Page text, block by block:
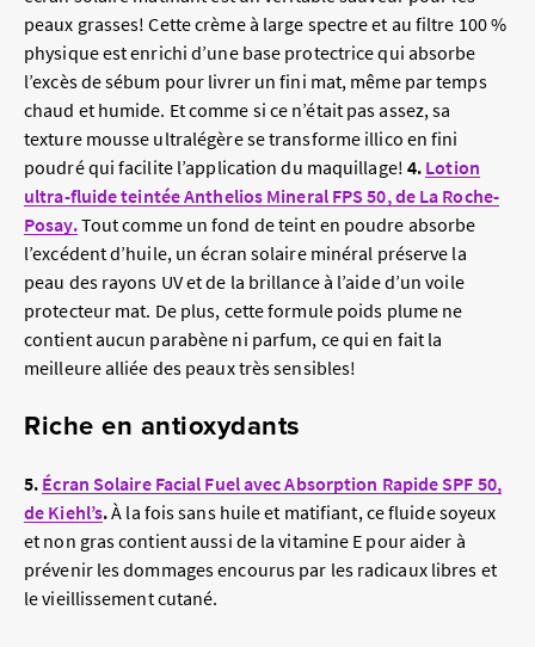
peaux grasses! Cette crème à large spectre et au filtre 100 %
physique est enrichi d’une base protectrice qui absorbe
l’excès de sébum pour livrer un fini mat, même par temps
chaud et humide. Et comme si ce n’était pas assez, sa
texture mousse ultralégère se transforme illico en fini
poudré qui facilite l’application du maquillage! 4. Lotion
ultra-fluide teintée Anthelios Mineral FPS 50, de La Roche-
Posay.Tout comme un fond de teint en poudre absorbe
l’excédent d’huile, un écran solaire minéral préserve la
peau des rayons UV et de la brillance à l’aide d’un voile
protecteur mat. De plus, cette formule poids plume ne
contient aucun parabène ni parfum, ce qui en fait la
meilleure alliée des peaux très sensibles!
Riche en antioxydants
5. Écran Solaire Facial Fuel avec Absorption Rapide SPF 50,
de Kiehl’s.À la fois sans huile et matifiant, ce fluide soyeux
et non gras contient aussi de la vitamine E pour aider à
prévenir les dommages encourus par les radicaux libres et
le vieillissement cutané.